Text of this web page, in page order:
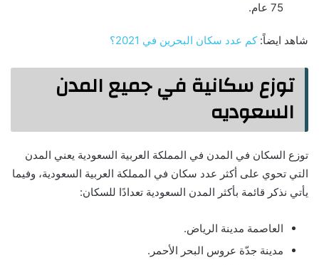
75 عام.
شاهد ايضاً:كم عدد سكان البحرين في 2021؟
توزع سكانية في جميع المدن
السعوديه
توزع السكان في المدن في المملكة العربية السعودية يعني المدن
التي تحوي على أكثر عدد سكان في المملكة العربية السعودية، وفيما
يأتي نذكر قائمة بأكثر المدن السعودية تعدادًا للسكان:
العاصمة مدينة الرياض.
مدينة جدّة عروس البحر الأحمر.